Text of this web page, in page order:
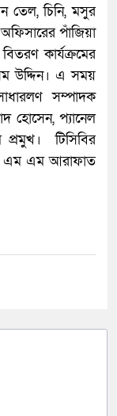
তেল, চিনি, মসুর
পাঁজিয়া
কার্যক্রমের
উদ্দিন। এ সময়
সম্পাদক
হোসেন, প্যানেল
প্রমুখ। টিসিবির
এম এম আরাফাত